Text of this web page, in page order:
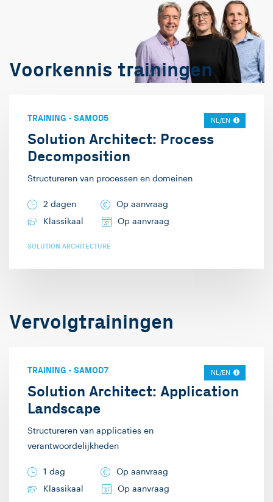
Voorkennis trainingen
TRAINING - SAMOD5 NL/EN
Solution Architect: Process
Decomposition
Structureren van processen en domeinen
2 dagen
Op aanvraag
Klassikaal
Op aanvraag
SOLUTION ARCHITECTURE
Vervolgtrainingen
TRAINING - SAMOD7 NL/EN
Solution Architect: Application
Landscape
Structureren van applicaties en
verantwoordelijkheden
1 dag
Op aanvraag
Klassikaal
Op aanvraag